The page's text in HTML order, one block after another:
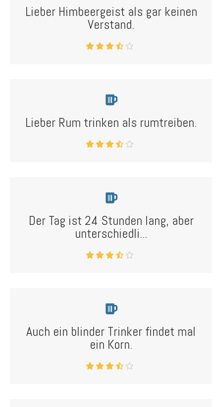
Lieber Himbeergeist als gar keinen
Verstand.
Lieber Rum trinken als rumtreiben.
Der Tag ist 24 Stunden lang, aber
unterschiedli...
Auch ein blinder Trinker findet mal
ein Korn.